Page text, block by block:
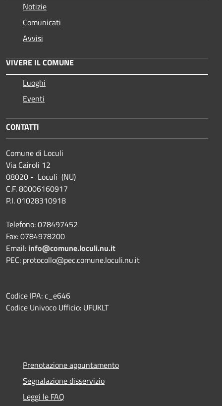
Notizie
Comunicati
Avvisi
VIVERE IL COMUNE
Luoghi
Eventi
CONTATTI
Comune di Loculi
Via Cairoli 12
08020 - Loculi (NU)
C.F. 80006160917
P.I. 01028310918
Telefono: 078497452
Fax: 0784978200
Email: info@comune.loculi.nu.it
PEC: protocollo@pec.comune.loculi.nu.it
Codice IPA: c_e646
Codice Univoco Ufficio: UFUKLT
Prenotazione appuntamento
Segnalazione disservizio
Leggi le FAQ